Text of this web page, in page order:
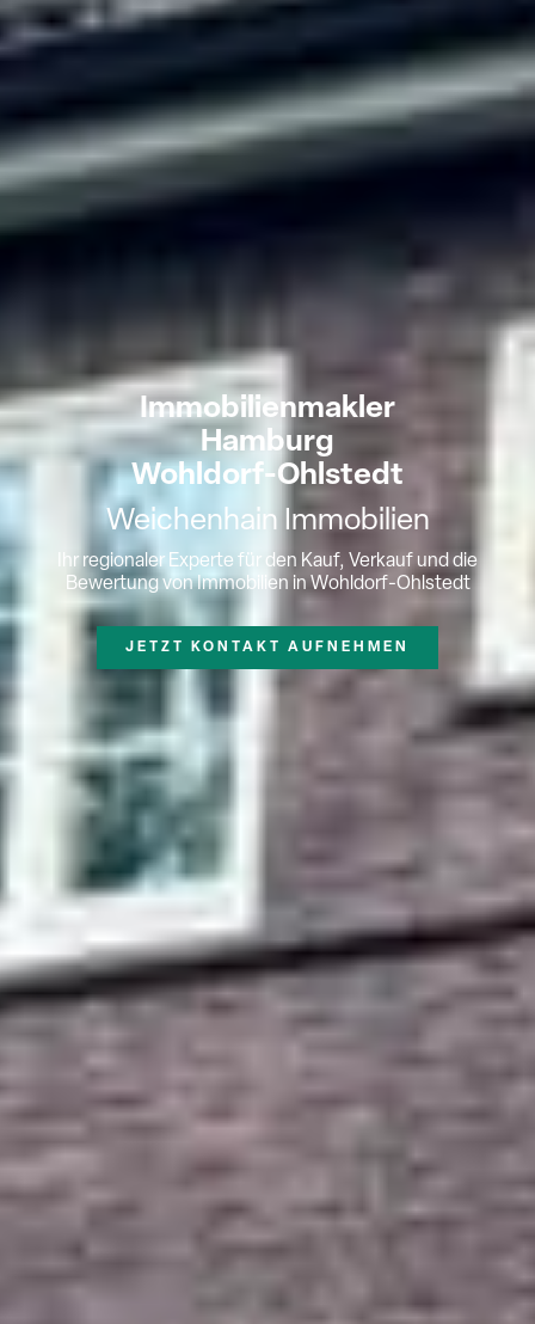
Immobilienmakler
Hamburg
Wohldorf-Ohlstedt
Weichenhain Immobilien
Ihr regionaler Experte für den Kauf, Verkauf und die
Bewertung von Immobilien in Wohldorf-Ohlstedt
JETZT KONTAKT AUFNEHMEN